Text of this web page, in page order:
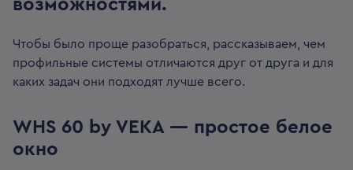
возможностями.
Чтобы было проще разобраться, рассказываем, чем
профильные системы отличаются друг от друга и для
каких задач они подходят лучше всего.
WHS 60 by VEKA — простое белое
окно